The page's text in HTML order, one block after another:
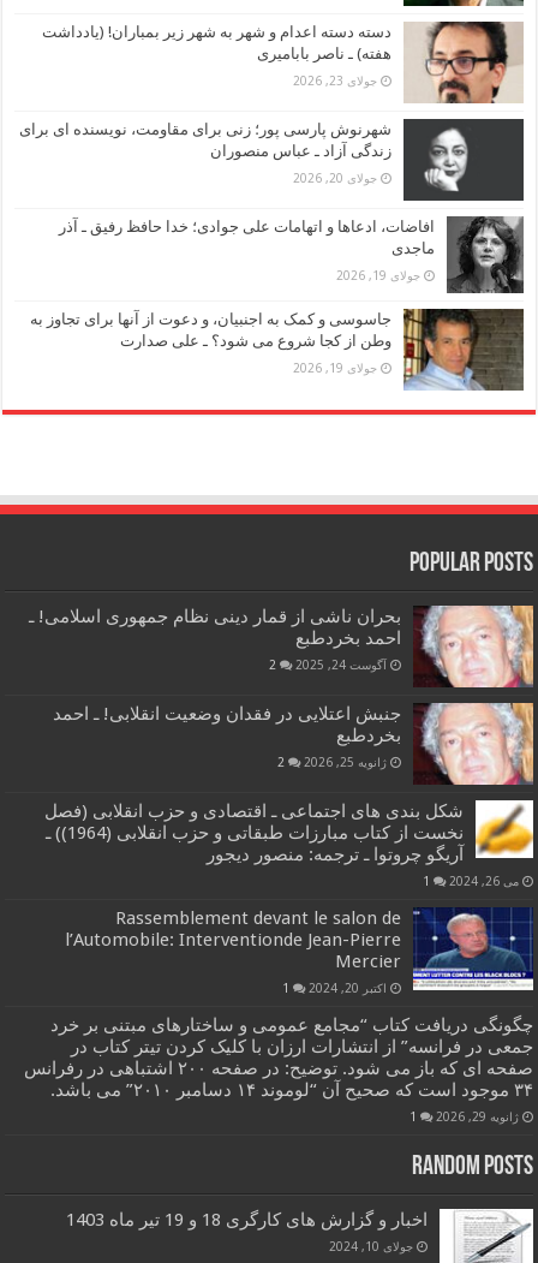
دسته دسته اعدام و شهر به شهر زیر بمباران! (یادداشت
هفته) ـ ناصر بابامیری
جولای 23, 2026
شهرنوش پارسی پور؛ زنی برای مقاومت، نویسنده ای برای
زندگی آزاد ـ عباس منصوران
جولای 20, 2026
افاضات، ادعاها و اتهامات علی جوادی؛ خدا حافظ رفیق ـ آذر
ماجدی
جولای 19, 2026
جاسوسی و کمک به اجنبیان، و دعوت از آنها برای تجاوز به
وطن از کجا شروع می شود؟ ـ علی صدارت
جولای 19, 2026
Popular Posts
بحران ناشی از قمار دینی نظام جمهوری اسلامی! ـ
احمد بخردطبع
آگوست 24, 2025 2
جنبش اعتلایی در فقدان وضعیت انقلابی! ـ احمد
بخردطبع
ژانویه 25, 2026 2
شکل بندی های اجتماعی ـ اقتصادی و حزب انقلابی (فصل
نخست از کتاب مبارزات طبقاتی و حزب انقلابی (1964)) ـ
آریگو چروتوا ـ ترجمه: منصور دیجور
می 26, 2024 1
Rassemblement devant le salon de
l’Automobile: Interventionde Jean-Pierre
Mercier
اکتبر 20, 2024 1
چگونگی دریافت کتاب “مجامع عمومی و ساختارهای مبتنی بر خرد
جمعی در فرانسه” از انتشارات ارزان با کلیک کردن تیتر کتاب در
صفحه ای که باز می شود. توضیح: در صفحه ۲۰۰ اشتباهی در رفرانس
۳۴ موجود است که صحیح آن “لوموند ۱۴ دسامبر ۲۰۱۰” می باشد.
ژانویه 29, 2026 1
Random Posts
اخبار و گزارش های کارگری 18 و 19 تیر ماه 1403
جولای 10, 2024